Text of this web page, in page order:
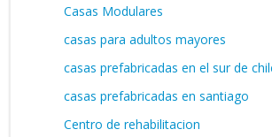
Casas Modulares
casas para adultos mayores
casas prefabricadas en el sur de
casas prefabricadas en santiago
Centro de rehabilitacion